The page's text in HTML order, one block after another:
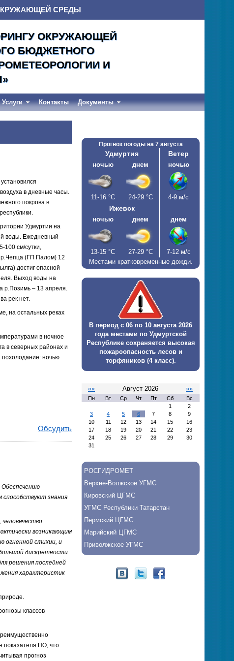
СРЕДЫ
ОКРУЖАЮЩЕЙ
БЮДЖЕТНОГО
И
Услуги Контакты Документы
Прогноз погоды на 7 августа
Удмуртия Ветер
ночью днем ночью
11-16°С 24-29°С 4-9 м/c
Ижевск
ночью днем днем
13-15 °С 27-29°С
7-12 м/с
Местами кратковременные дожди.
В период с 06 по 10 августа 2026
года местами по Удмуртской
Республике сохраняется высокая
пожароопасность лесов и
торфяников (4 класс).
«« Август 2026 »»
Пн Вт Ср Чт Пт Сб
Вс
1
2
3
4 5 6 7 8
9
10
11 12 13 14 15
16
17
18 19 20 21 22
23
24
25 26 27 28 29
30
31
РОСГИДРОМЕТ
Верхне-Волжское УГМС
Кировский ЦГМС
УГМС Республики Татарстан
Пермский ЦГМС
Марийский ЦГМС
Приволжское УГМС
в дневные часы.
покрова в
Удмуртии на
воды. Ежедневный
100 см/сутки,
р.Чепца (ГП Палом) 12
достиг опасной
Выход воды на
р.Позимь – 13 апреля.
рек нет.
на остальных реках
в ночное
в северных районах и
похолодание: ночью
Обсудить
способствуют знания
возникающим
огненной стихии, и
дискретности
решения последней
характеристик
классов
показателя ПО, что
прогноз